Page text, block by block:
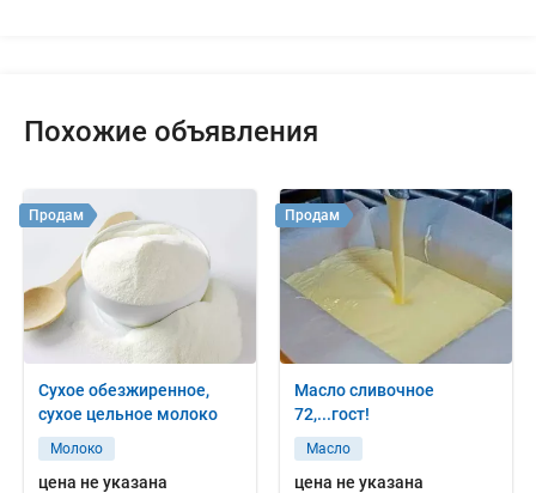
Похожие объявления
Сухое обезжиренное,
сухое цельное молоко
Молоко
цена не указана
Продам
Масло сливочное
72,...гост!
Масло
цена не указана
Продам